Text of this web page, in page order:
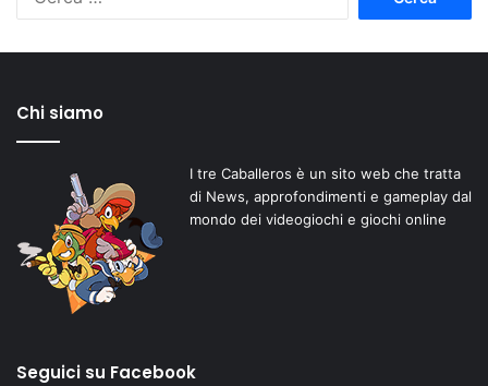
Chi siamo
I tre Caballeros è un sito web che tratta
di News, approfondimenti e gameplay dal
mondo dei videogiochi e giochi online
Seguici su Facebook